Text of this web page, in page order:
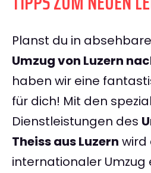
Planst du in
Umzug von Luzern
haben wir eine
für dich! Mit den
Dienstleistungen des
Theiss aus Luzern wird
internationaler Umzug